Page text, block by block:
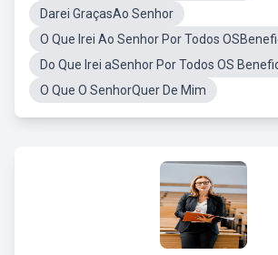
Darei GraçasAo Senhor
O Que Irei Ao Senhor Por Todos
Do Que Irei aSenhor Por Todos OS
O Que O SenhorQuer De Mim